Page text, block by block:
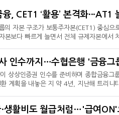
, CET1 ‘활용’ 본격화
의 자본 구조가 보통주자본(CET1) 중심
본보다 빠르게 늘면서 전체 규제자본에
행을 늘리는 것도 이 같은 주주환원과 성
상상인증권 인수를 준비하며 종합금융
계획을 내놓은 지 약 4년, 지난해 트리
이어져 온 수협의 금융지주 구상을 다시